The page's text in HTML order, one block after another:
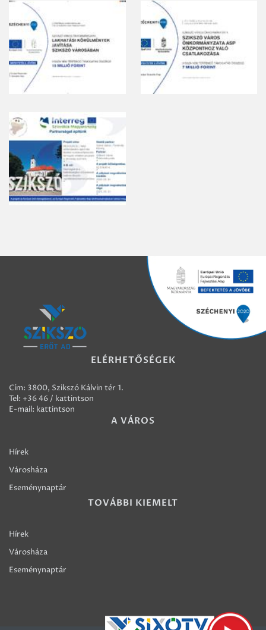
ELÉRHETŐSÉGEK
Cím: 3800, Szikszó Kálvin tér 1.
Tel: +36 46 / kattintson
E-mail: kattintson
A VÁROS
Hírek
Városháza
Eseménynaptár
TOVÁBBI KIEMELT
Hírek
Városháza
Eseménynaptár